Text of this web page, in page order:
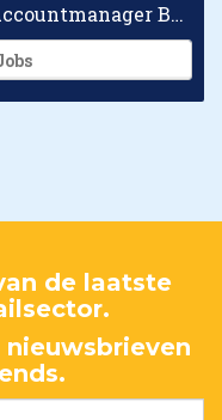
Checkpoint Systems Key Accountmanager Benelux
de laatste